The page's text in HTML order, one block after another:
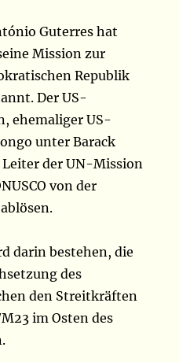
Guterres hat
Mission zur
Republik
Der US-
ehemaliger US-
unter Barack
Leiter der UN-Mission
von der
darin bestehen, die
des
den Streitkräften
im Osten des